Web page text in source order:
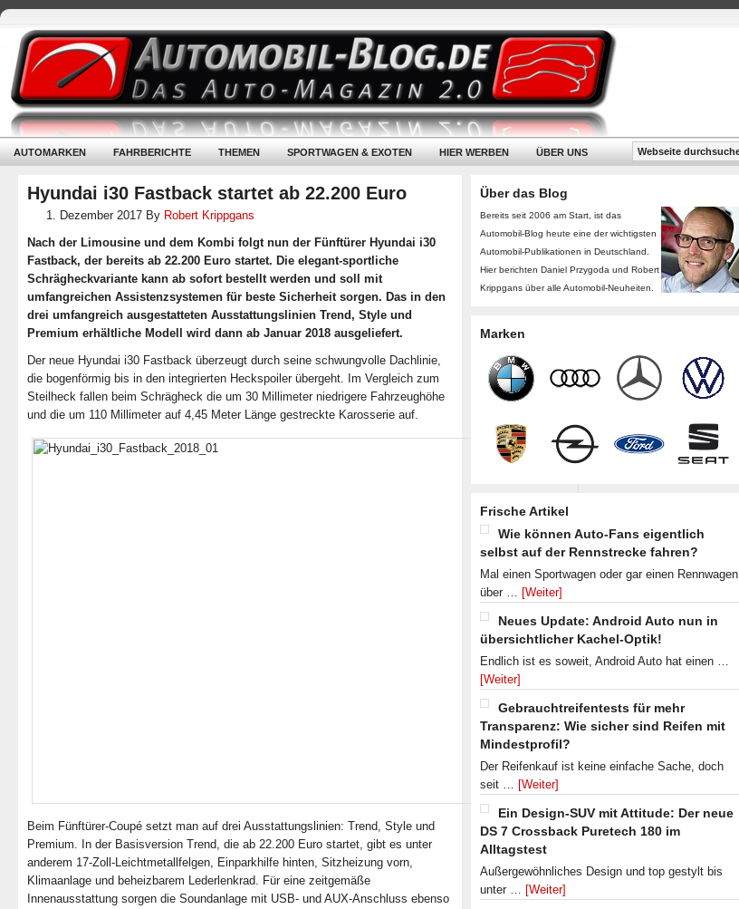
AUTOMARKEN FAHRBERICHTE THEMEN SPORTWAGEN & EXOTEN HIER WERBEN ÜBER UNS
Hyundai i30 Fastback startet ab 22.200 Euro
1. Dezember 2017 By Robert Krippgans
Nach der Limousine und dem Kombi folgt nun der Fünftürer Hyundai i30
Fastback, der bereits ab 22.200 Euro startet. Die elegant-sportliche
Schrägheckvariante kann ab sofort bestellt werden und soll mit
umfangreichen Assistenzsystemen für beste Sicherheit sorgen. Das in den
drei umfangreich ausgestatteten Ausstattungslinien Trend, Style und
Premium erhältliche Modell wird dann ab Januar 2018 ausgeliefert.
Der neue Hyundai i30 Fastback überzeugt durch seine schwungvolle Dachlinie,
die bogenförmig bis in den integrierten Heckspoiler übergeht. Im Vergleich zum
Steilheck fallen beim Schrägheck die um 30 Millimeter niedrigere Fahrzeughöhe
und die um 110 Millimeter auf 4,45 Meter Länge gestreckte Karosserie auf.
Beim Fünftürer-Coupé setzt man auf drei Ausstattungslinien: Trend, Style und
Premium. In der Basisversion Trend, die ab 22.200 Euro startet, gibt es unter
anderem 17-Zoll-Leichtmetallfelgen, Einparkhilfe hinten, Sitzheizung vorn,
Klimaanlage und beheizbarem Lederlenkrad. Für eine zeitgemäße
Innenausstattung sorgen die Soundanlage mit USB- und AUX-Anschluss ebenso
Über das Blog
Bereits seit 2006 am Start, ist das
Automobil-Blog heute eine der wichtigsten
Automobil-Publikationen in Deutschland.
Hier berichten Daniel Przygoda und Robert
Krippgans über alle Automobil-Neuheiten.
Marken
Frische Artikel
Wie können Auto-Fans eigentlich
selbst auf der Rennstrecke fahren?
Mal einen Sportwagen oder gar einen Rennwagen
über … [Weiter]
Neues Update: Android Auto nun in
übersichtlicher Kachel-Optik!
Endlich ist es soweit, Android Auto hat einen …
[Weiter]
Gebrauchtreifentests für mehr
Transparenz: Wie sicher sind Reifen mit
Mindestprofil?
Der Reifenkauf ist keine einfache Sache, doch
seit … [Weiter]
Ein Design-SUV mit Attitude: Der neue
DS 7 Crossback Puretech 180 im
Alltagstest
Außergewöhnliches Design und top gestylt bis
unter … [Weiter]